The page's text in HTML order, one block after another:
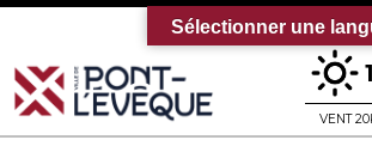
Bienvenue sur le
VENT
Sélectionner une